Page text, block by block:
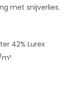
met snijverlies.
42% Lurex